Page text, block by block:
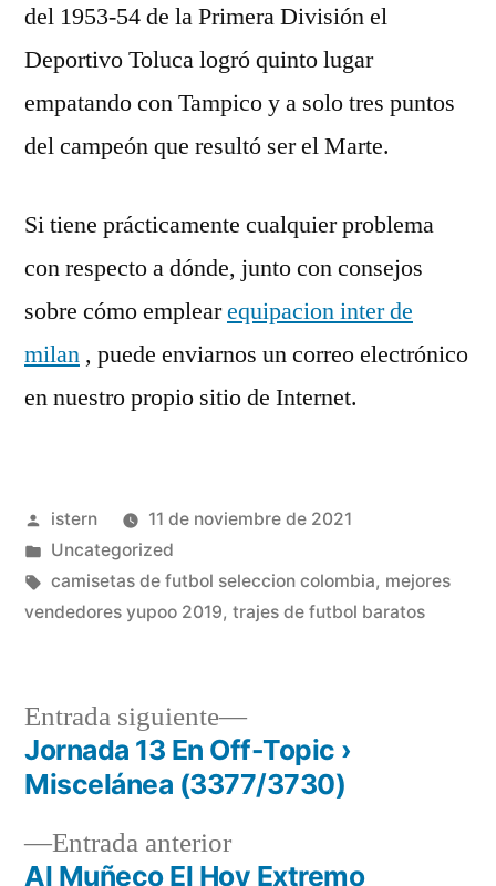
del 1953-54 de la Primera División el
Deportivo Toluca logró quinto lugar
empatando con Tampico y a solo tres puntos
del campeón que resultó ser el Marte.
Si tiene prácticamente cualquier problema
con respecto a dónde, junto con consejos
sobre cómo emplearequipacion inter de
milan , puede enviarnos un correo electrónico
en nuestro propio sitio de Internet.
Publicado
por
istern
11 de noviembre de 2021
Publicado
en
Uncategorized
Etiquetas:
camisetas de futbol seleccion colombia, mejores
vendedores yupoo 2019, trajes de futbol baratos
Navegación
entradas
Entrada anteriorEntrada
anterior:
Al Muñeco El Hoy Extremo
Entrada siguiente
Entrada
siguiente:
Jornada 13 En Off-Topic ›
Miscelánea (3377/3730)